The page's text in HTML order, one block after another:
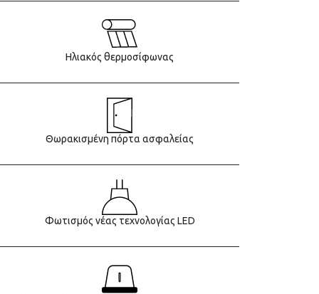
Ηλιακός θερμοσίφωνας
Θωρακισμένη πόρτα ασφαλείας
Φωτισμός νέας τεχνολογίας LED